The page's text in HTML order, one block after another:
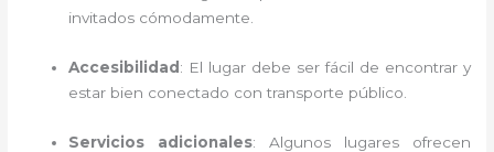
invitados cómodamente.
Accesibilidad : El lugar debe ser fácil de encontrar y
estar bien conectado con transporte público.
Servicios adicionales: Algunos lugares ofrecen